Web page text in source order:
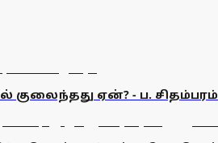
ஏன்? - ப. சிதம்பரம்